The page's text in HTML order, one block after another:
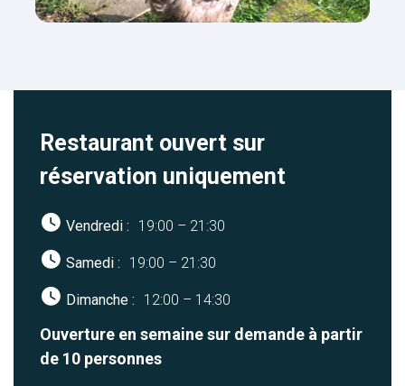
Restaurant ouvert sur
réservation uniquement
Vendredi : 19:00 – 21:30
Samedi : 19:00 – 21:30
Dimanche : 12:00 – 14:30
Ouverture en semaine sur demande à partir
de 10 personnes